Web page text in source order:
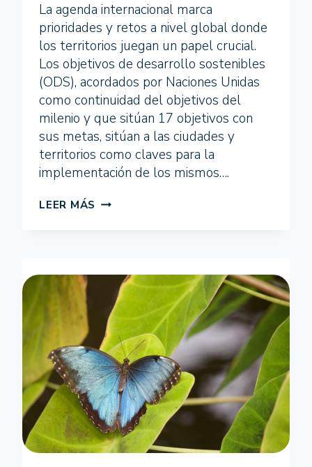
La agenda internacional marca
prioridades y retos a nivel global donde
los territorios juegan un papel crucial.
Los objetivos de desarrollo sostenibles
(ODS), acordados por Naciones Unidas
como continuidad del objetivos del
milenio y que sitúan 17 objetivos con
sus metas, sitúan a las ciudades y
territorios como claves para la
implementación de los mismos….
LEER MÁS EL
UN
DEBATE
SOBRE
EL
PAPEL
DE
LOS
TERRITORIOS
Y
LA
CIUDADANÍA
EN
LA